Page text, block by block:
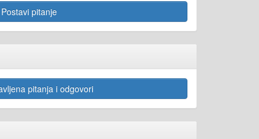
Postavi pitanje
pitanja i odgovori